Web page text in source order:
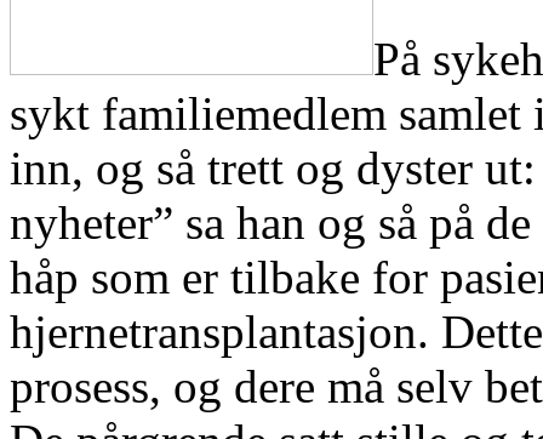
På
sykt familiemedlem
inn, og så trett og dyster
nyheter” sa han og så på
håp som er tilbake for
hjernetransplantasjon.
prosess, og dere må selv